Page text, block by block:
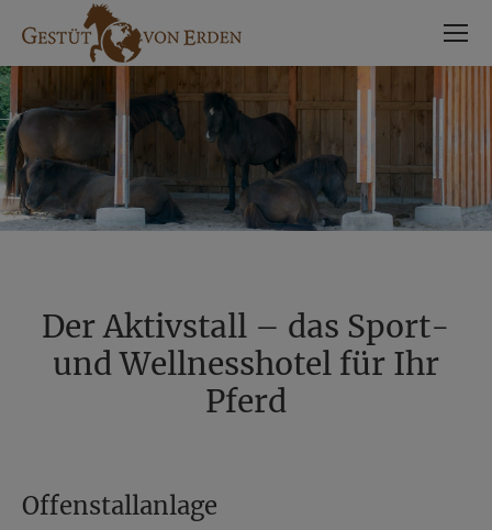
Der Aktivstall – das Sport-
und Wellnesshotel für Ihr
Pferd
Offenstallanlage